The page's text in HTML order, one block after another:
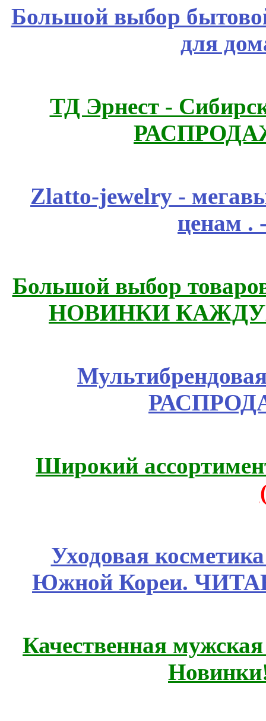
Большой выбор
для
ТД Эрнест -
Zlatto-jewelry -
ценам .
Большой выбор
НОВИНКИ
Широкий
Уходовая
Южной Кореи.
Качественная